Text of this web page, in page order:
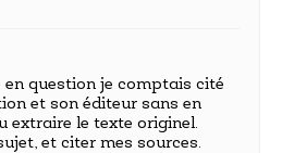
question je comptais cité
et son éditeur sans en
extraire le texte originel.
et citer mes sources.